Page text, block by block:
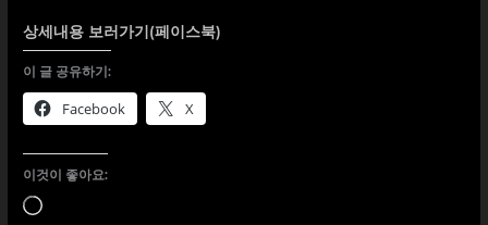
상세내용 보러가기(페이스북)
이 글 공유하기:
Facebook X
이것이 좋아요:
로